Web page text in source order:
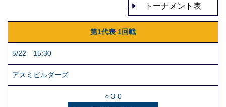
トーナメント表
第1代表 1回戦
5/22 15:30
アスミビルダーズ
○ 3-0